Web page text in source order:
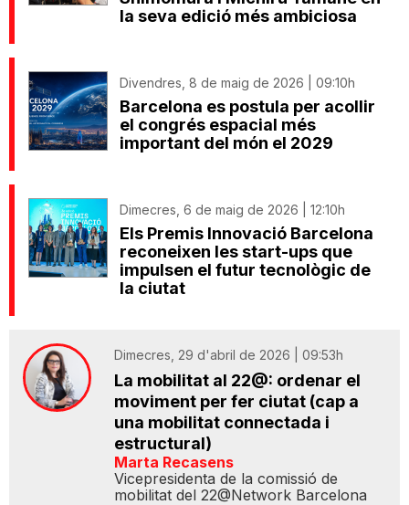
la seva edició més ambiciosa
Divendres, 8 de maig de 2026 | 09:10h
Barcelona es postula per acollir
el congrés espacial més
important del món el 2029
Dimecres, 6 de maig de 2026 | 12:10h
Els Premis Innovació Barcelona
reconeixen les start-ups que
impulsen el futur tecnològic de
la ciutat
Dimecres, 29 d'abril de 2026 | 09:53h
La mobilitat al 22@: ordenar el
moviment per fer ciutat (cap a
una mobilitat connectada i
estructural)
Marta Recasens
Vicepresidenta de la comissió de
mobilitat del 22@Network Barcelona